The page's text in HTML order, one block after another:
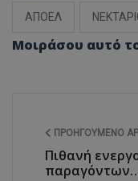
ΑΠΟΕΛ
Μοιράσου αυτό
ΠΡΟΗΓΟΎΜΕΝΟ
Πιθανή